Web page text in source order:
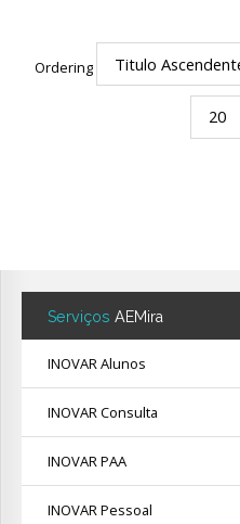
Ordering
Serviços AEMira
INOVAR Alunos
INOVAR Consulta
INOVAR PAA
INOVAR Pessoal